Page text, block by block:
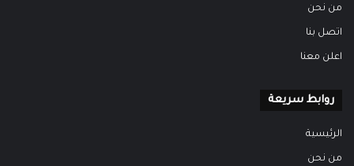
من نحن
اتصل بنا
اعلن معنا
روابط سريعة
الرئيسية
من نحن